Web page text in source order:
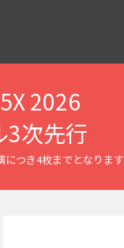
2026
3次先行
つき4枚までとなります